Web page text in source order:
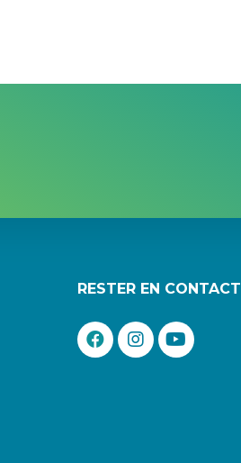
RESTER EN CONTACT